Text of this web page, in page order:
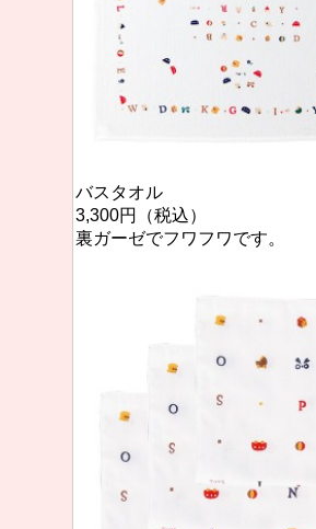
バスタオル
3,300円（税込）
裏ガーゼでフワフワです。